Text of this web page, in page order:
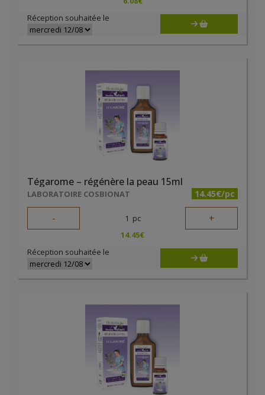
Réception souhaitée le
Tégarome – régénère la peau 15ml
LABORATOIRE COSBIONAT 14.45€/pc
- 1 pc +
14.45€
Réception souhaitée le